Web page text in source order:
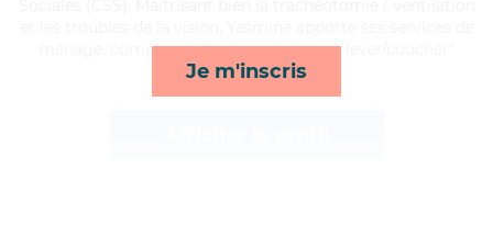
Je m'inscris
ménage, compagnie/loisirs, activités et lever/coucher*